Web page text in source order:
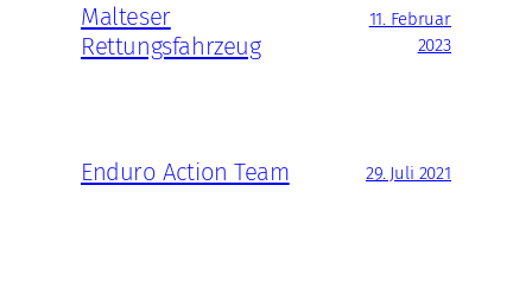
Malteser
Rettungsfahrzeug
11. Februar
2023
Enduro Action Team 29. Juli 2021